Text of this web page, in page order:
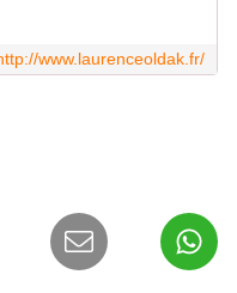
www.laurenceoldak.fr/